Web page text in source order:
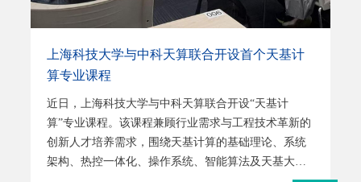
上海科技大学与中科天算联合开设首个天基计
算专业课程
近日，上海科技大学与中科天算联合开设“天基计
算”专业课程。该课程兼顾行业需求与工程技术革新的
创新人才培养需求，围绕天基计算的基础理论、系统
架构、热控一体化、操作系统、智能算法及天基大模